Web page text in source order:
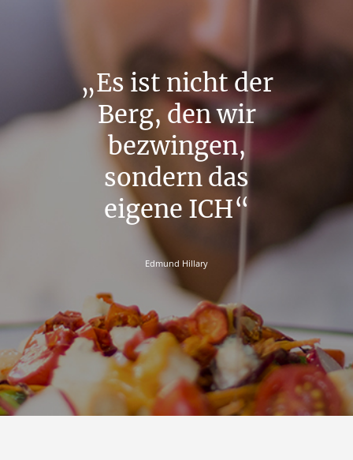
„Es ist nicht der
Berg, den wir
bezwingen,
sondern das
eigene ICH“
Edmund Hillary